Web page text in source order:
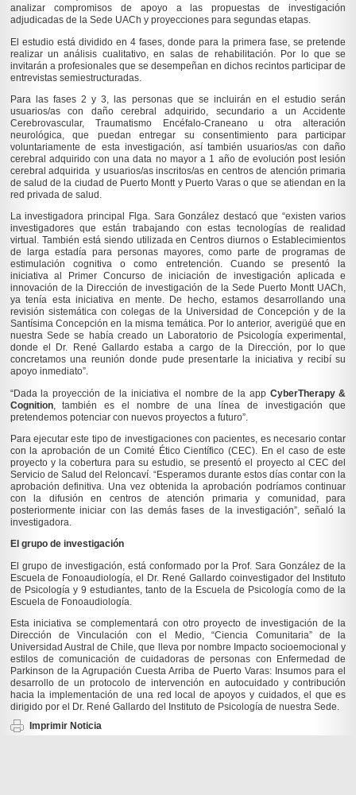
analizar compromisos de apoyo a las propuestas de investigación
adjudicadas de la Sede UACh y proyecciones para segundas etapas.
El estudio está dividido en 4 fases, donde para la primera fase, se pretende
realizar un análisis cualitativo, en salas de rehabilitación. Por lo que se
invitarán a profesionales que se desempeñan en dichos recintos participar de
entrevistas semiestructuradas.
Para las fases 2 y 3, las personas que se incluirán en el estudio serán
usuarios/as con daño cerebral adquirido, secundario a un Accidente
Cerebrovascular, Traumatismo Encéfalo-Craneano u otra alteración
neurológica, que puedan entregar su consentimiento para participar
voluntariamente de esta investigación, así también usuarios/as con daño
cerebral adquirido con una data no mayor a 1 año de evolución post lesión
cerebral adquirida y usuarios/as inscritos/as en centros de atención primaria
de salud de la ciudad de Puerto Montt y Puerto Varas o que se atiendan en la
red privada de salud.
La investigadora principal Flga. Sara González destacó que “existen varios
investigadores que están trabajando con estas tecnologías de realidad
virtual. También está siendo utilizada en Centros diurnos o Establecimientos
de larga estadía para personas mayores, como parte de programas de
estimulación cognitiva o como entretención. Cuando se presentó la
iniciativa al Primer Concurso de iniciación de investigación aplicada e
innovación de la Dirección de investigación de la Sede Puerto Montt UACh,
ya tenía esta iniciativa en mente. De hecho, estamos desarrollando una
revisión sistemática con colegas de la Universidad de Concepción y de la
Santísima Concepción en la misma temática. Por lo anterior, averigüé que en
nuestra Sede se había creado un Laboratorio de Psicología experimental,
donde el Dr. René Gallardo estaba a cargo de la Dirección, por lo que
concretamos una reunión donde pude presentarle la iniciativa y recibí su
apoyo inmediato”.
“Dada la proyección de la iniciativa el nombre de la app CyberTherapy &
Cognition, también es el nombre de una línea de investigación que
pretendemos potenciar con nuevos proyectos a futuro”.
Para ejecutar este tipo de investigaciones con pacientes, es necesario contar
con la aprobación de un Comité Ético Científico (CEC). En el caso de este
proyecto y la cobertura para su estudio, se presentó el proyecto al CEC del
Servicio de Salud del Reloncaví. “Esperamos durante estos días contar con la
aprobación definitiva. Una vez obtenida la aprobación podríamos continuar
con la difusión en centros de atención primaria y comunidad, para
posteriormente iniciar con las demás fases de la investigación”, señaló la
investigadora.
El grupo de investigación
El grupo de investigación, está conformado por la Prof. Sara González de la
Escuela de Fonoaudiología, el Dr. René Gallardo coinvestigador del Instituto
de Psicología y 9 estudiantes, tanto de la Escuela de Psicología como de la
Escuela de Fonoaudiología.
Esta iniciativa se complementará con otro proyecto de investigación de la
Dirección de Vinculación con el Medio, “Ciencia Comunitaria” de la
Universidad Austral de Chile, que lleva por nombre Impacto socioemocional y
estilos de comunicación de cuidadoras de personas con Enfermedad de
Parkinson de la Agrupación Cuesta Arriba de Puerto Varas: Insumos para el
desarrollo de un protocolo de intervención en autocuidado y contribución
hacia la implementación de una red local de apoyos y cuidados, el que es
dirigido por el Dr. René Gallardo del Instituto de Psicología de nuestra Sede.
Imprimir Noticia